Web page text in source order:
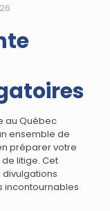
au Québec
ensemble de
préparer votre
litige. Cet
incontournables